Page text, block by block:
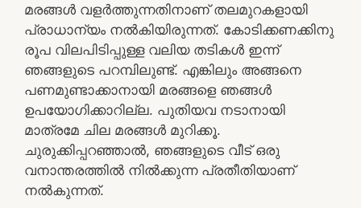
മരങ്ങള്‍ വളര്‍ത്തുന്നതിനാണ് തലമുറകളായി
പ്രാധാന്യം നല്‍കിയിരുന്നത്. കോടിക്കണക്കിനു
രൂപ വിലപിടിപ്പുള്ള വലിയ തടികള്‍ ഇന്ന്
ഞങ്ങളുടെ പറമ്പിലുണ്ട്. എങ്കിലും അങ്ങനെ
പണമുണ്ടാക്കാനായി മരങ്ങളെ ഞങ്ങള്‍
ഉപയോഗിക്കാറില്ല. പുതിയവ നടാനായി
മാത്രമേ ചില മരങ്ങള്‍ മുറിക്കൂ.
ചുരുക്കിപ്പറഞ്ഞാല്‍, ഞങ്ങളുടെ വീട് ഒരു
വനാന്തരത്തില്‍ നില്‍ക്കുന്ന പ്രതീതിയാണ്
നല്‍കുന്നത്.